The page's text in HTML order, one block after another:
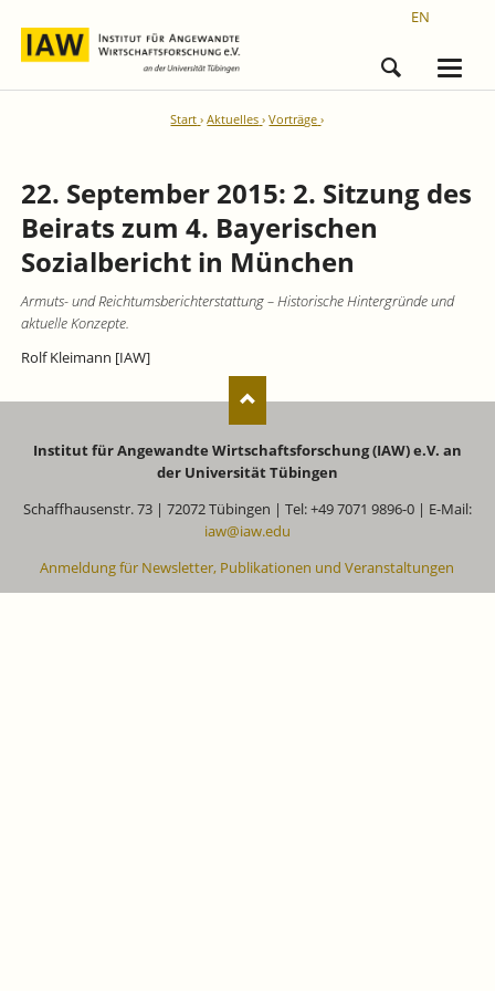
EN
Start Aktuelles Vorträge
22. September 2015: 2. Sitzung des
Beirats zum 4. Bayerischen
Sozialbericht in München
Armuts- und Reichtumsberichterstattung – Historische Hintergründe und
aktuelle Konzepte.
Rolf Kleimann [IAW]
Institut für Angewandte Wirtschaftsforschung (IAW) e.V. an
der Universität Tübingen
Schaffhausenstr. 73 | 72072 Tübingen | Tel: +49 7071 9896-0 | E-Mail:
iaw@iaw.edu
Anmeldung für Newsletter, Publikationen und Veranstaltungen